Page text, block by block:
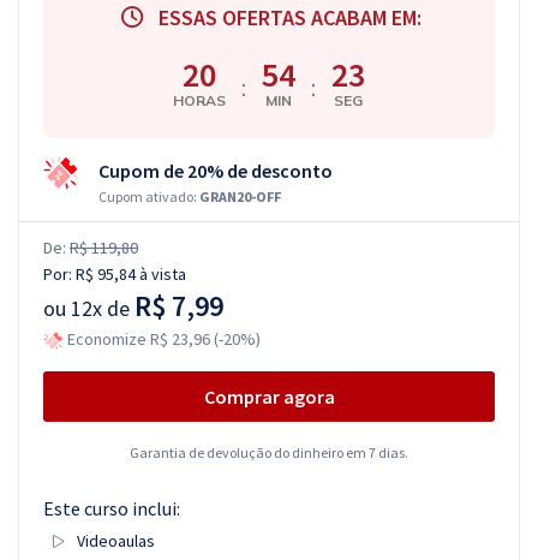
ESSAS OFERTAS ACABAM EM:
20
HORAS : 54
MIN : 22
SEG
Cupom de 20% de desconto
Cupom ativado: GRAN20-OFF
De: R$ 119,80
Por: R$ 95,84à vista
ou 12x de R$ 7,99
Economize R$ 23,96 (-20%)
Comprar agora
Garantia de devolução do dinheiro em 7 dias.
Este curso inclui:
Videoaulas